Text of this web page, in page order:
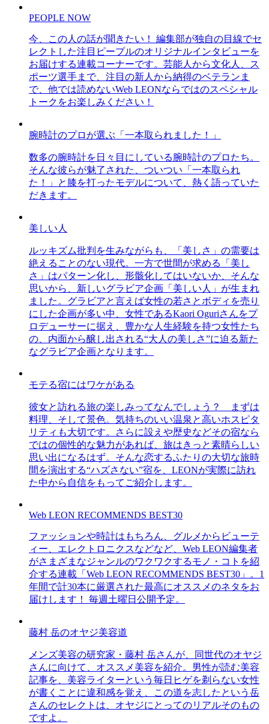
PEOPLE NOW
今、この人の話が聞きたい！ 編集部が独自の目線でセ
レクトした注目ピープルのオリジナルインタビューを
お届けする連載コーナーです。芸能人から文化人、ス
ポーツ選手まで、注目の新人から納得のベテランま
で、他では読めないWeb LEONならではのスペシャル
トークをお楽しみください！
腕時計のプロが選ぶ「一本取られました！」
数多の腕時計を日々目にしている腕時計のプロたち。
そんな彼らが魅了された、ついつい「一本取られ
た！」と膝を打ったモデルについて、熱く語っていた
だきます。
美しい人
ルッキズム批判を生みながらも、「美しさ」の需要は
絶えることのない現代。一方で世間が求める「美し
さ」はパターン化し、形骸化してはいないか、そんな
思いから、新しいグラビア企画「美しい人」が生まれ
ました。グラビアと言えば女性の若さとボディを売り
にした企画が多い中、女性であるKaori Oguriさんをプ
ロデューサーに据え、豊かな人生経験を持つ女性たち
の、内面から醸し出される“大人の美しさ”に迫る新た
なグラビア企画となります。
モテる宿にはワケがある
彼女と訪れる旅の楽しみってなんでしょう？ まずは
料理、そして景色。気持ちのいい温泉と高いホスピタ
リティも大切です。さらに設えや歴史などその宿なら
ではの個性的な魅力があれば、旅はきっと素晴らしい
思い出になるはず。そんな恋するふたりの大切な旅時
間を演出する“ハズさない”宿を、LEONが実際に訪れ
た中から自信をもってご紹介します。
Web LEON RECOMMENDS BEST30
ファッションや時計はもちろん、グルメからビューテ
ィー、エレクトロニクスなどなど、Web LEON編集者
がさまざまなジャンルのワクワクするモノ・コトを紹
介する連載「Web LEON RECOMMENDS BEST30」。1
年間で計30本に厳選された最高にオススメのネタをお
届けします！ 毎週土曜日公開予定。
藤村 岳のオヤジ美容道
メンズ美容の研究家・藤村 岳さんが、同世代のオヤジ
さんに向けて、オススメ美容を紹介。男性が読む美容
記事を、美容ライターという毎日ヒゲを剃らない女性
が書くことに違和感を覚え、この道を志したという岳
さんのセレクトは、オヤジにとってのリアルそのもの
ですよ。